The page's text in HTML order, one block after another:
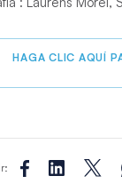
HAGA CLIC AQUÍ